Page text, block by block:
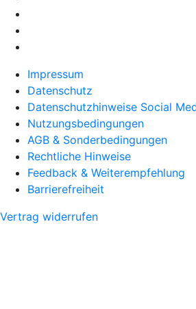
Impressum
Datenschutz
Datenschutzhinweise Social
Nutzungsbedingungen
AGB & Sonderbedingungen
Rechtliche Hinweise
Feedback & Weiterempfehlung
Barrierefreiheit
Vertrag widerrufen